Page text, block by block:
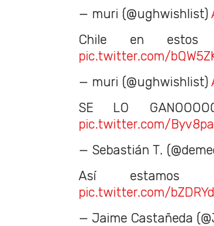
— muri (@ughwishlist)
Chile en estos
pic.twitter.com/
— muri (@ughwishlist)
SE LO
pic.twitter.com/
— Sebastián T.
Así estamos
pic.twitter.com/
— Jaime Castañeda